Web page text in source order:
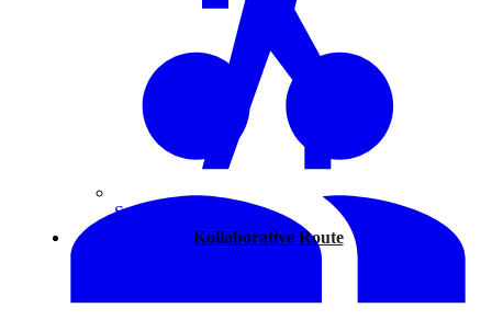
Spazieren
Kollaborative Route